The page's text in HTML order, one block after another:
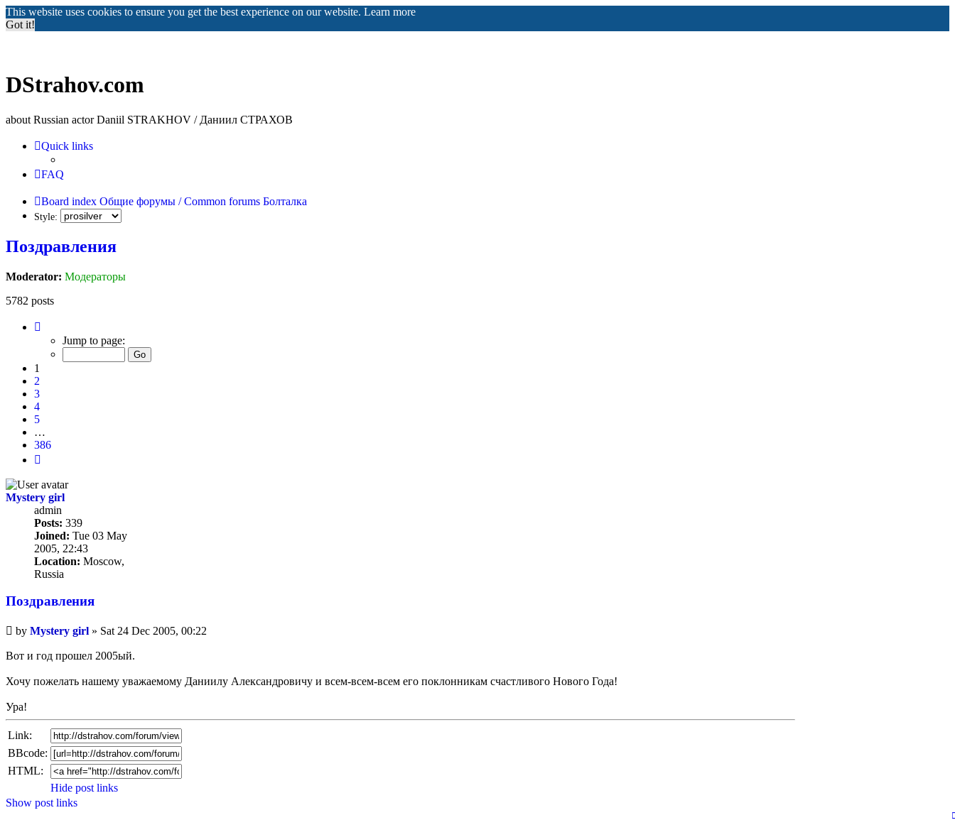
This website uses cookies to ensure you get the best experience on our website. Learn more
Got it!
DStrahov.com
about Russian actor Daniil STRAKHOV / Даниил СТРАХОВ
Quick links
FAQ
Board index Общие форумы / Common forums Болталка
Style:
Поздравлeния
Moderator: Модераторы
5782 posts
Jump to page:
1
2
3
4
5
…
386
Mystery girl
admin
Posts: 339
Joined: Tue 03 May
2005, 22:43
Location: Moscow,
Russia
Поздравлeния
Unread
post
by Mystery girl » Sat 24 Dec 2005, 00:22
Вот и год прошел 2005ый.
Хочу пожелать нашему уважаемому Даниилу Александровичу и всем-всем-всем его поклонникам счастливого Нового Года!
Ура!
Link:
BBcode:
HTML:
Hide post links
Show post links